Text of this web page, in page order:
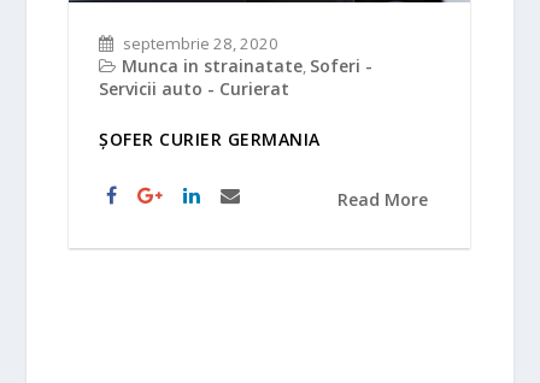
septembrie 28, 2020
Munca in strainatate, Soferi -
Servicii auto - Curierat
ȘOFER CURIER GERMANIA
Read More